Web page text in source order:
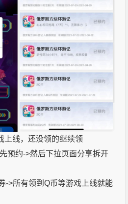
上线，还没领的继续领
预约->然后下拉页面分享拆开
->所有领到Q币等游戏上线就能